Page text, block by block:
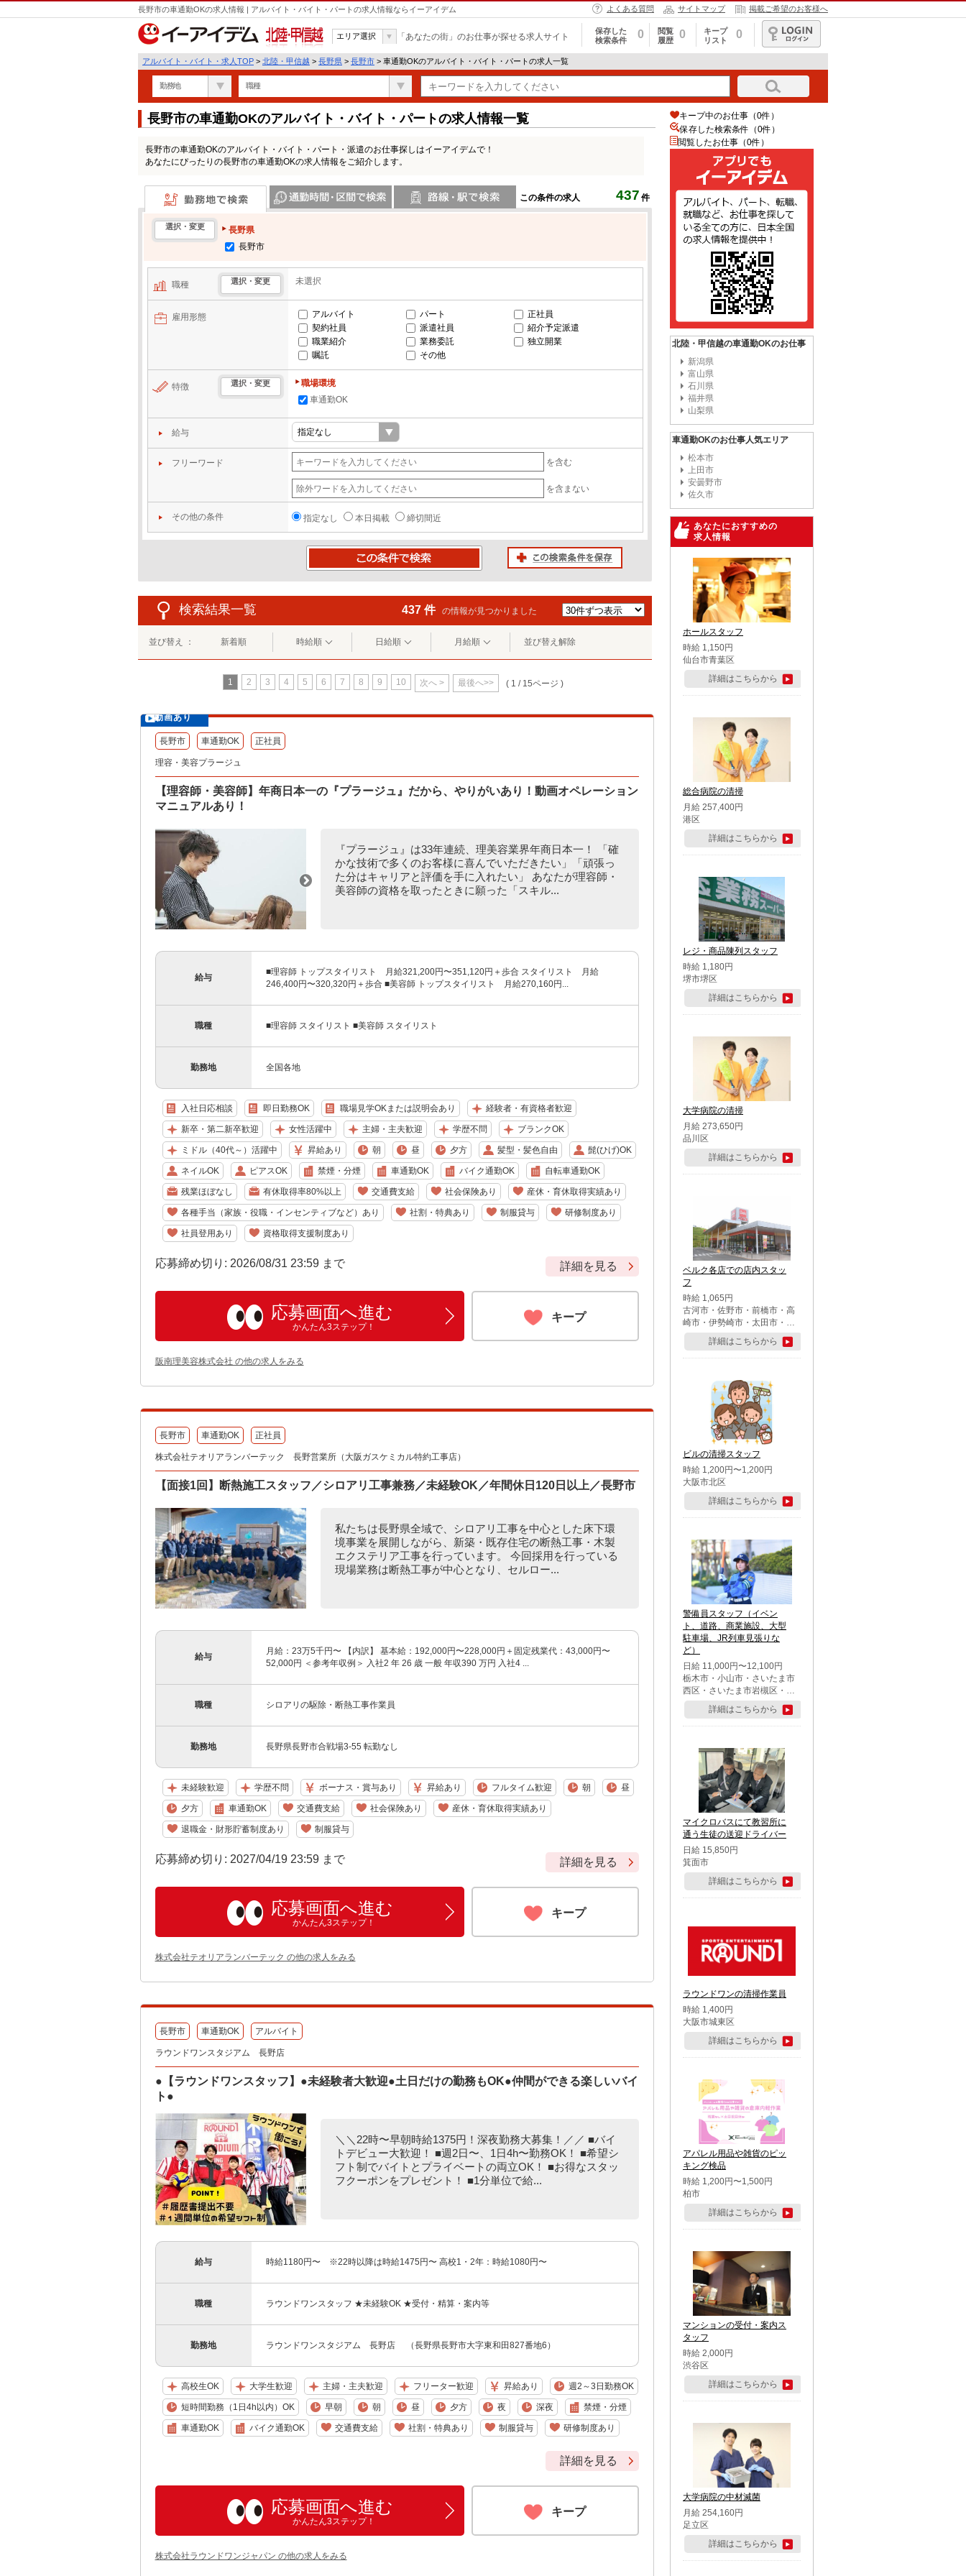
長野市の車通勤OKの求人情報 | アルバイト・バイト・パートの求人情報ならイーアイデム よくある質問 サイトマップ 掲載ご希望のお客様へ
北陸・甲信越
エリア選択 「あなたの街」のお仕事が探せる求人サイト
保存した
検索条件
0
閲覧
履歴
0
キープ
リスト
0
ログイン
アルバイト・バイト・求人TOP > 北陸・甲信越 > 長野県 > 長野市 > 車通勤OKのアルバイト・バイト・パートの求人一覧
勤務地 職種
長野市の車通勤OKのアルバイト・バイト・パートの求人情報一覧
長野市の車通勤OKのアルバイト・バイト・パート・派遣のお仕事探しはイーアイデムで！
あなたにぴったりの長野市の車通勤OKの求人情報をご紹介します。
この条件の求人 437 件
勤務地で検索
選択・変更
長野県
長野市
職種 選択・変更 未選択
雇用形態 アルバイト パート
正社員
契約社員
派遣社員
紹介予定派遣
職業紹介
業務委託
独立開業
嘱託
その他
特徴 選択・変更
職場環境
車通勤OK
給与
フリーワード を含む
を含まない
その他の条件 指定なし 本日掲載 締切間近
検索結果一覧 437 件 の情報が見つかりました
並び替え ： 新着順 時給順 日給順 月給順 並び替え解除
1 2 3 4 5 6 7 8 9 10 次へ > 最後へ>> ( 1 / 15ページ )
動画あり
長野市 車通勤OK 正社員
理容・美容プラージュ
【理容師・美容師】年商日本一の『プラージュ』だから、やりがいあり！動画オペレーション
マニュアルあり！
『プラージュ』は33年連続、理美容業界年商日本一！ 「確
かな技術で多くのお客様に喜んでいただきたい」「頑張っ
た分はキャリアと評価を手に入れたい」 あなたが理容師・
美容師の資格を取ったときに願った「スキル...
給与
■理容師 トップスタイリスト 月給321,200円〜351,120円＋歩合 スタイリスト 月給
246,400円〜320,320円＋歩合 ■美容師 トップスタイリスト 月給270,160円...
職種 ■理容師 スタイリスト ■美容師 スタイリスト
勤務地 全国各地
入社日応相談 即日勤務OK 職場見学OKまたは説明会あり 経験者・有資格者歓迎
新卒・第二新卒歓迎 女性活躍中 主婦・主夫歓迎 学歴不問 ブランクOK
ミドル（40代～）活躍中 昇給あり 朝 昼 夕方 髪型・髪色自由 髭(ひげ)OK
ネイルOK ピアスOK 禁煙・分煙 車通勤OK バイク通勤OK 自転車通勤OK
残業ほぼなし 有休取得率80%以上 交通費支給 社会保険あり 産休・育休取得実績あり
各種手当（家族・役職・インセンティブなど）あり 社割・特典あり 制服貸与 研修制度あり
社員登用あり 資格取得支援制度あり
応募締め切り: 2026/08/31 23:59 まで 詳細を見る
応募画面へ進む
かんたん3ステップ！
キープ
阪南理美容株式会社 の他の求人をみる
長野市 車通勤OK 正社員
株式会社テオリアランバーテック 長野営業所（大阪ガスケミカル特約工事店）
【面接1回】断熱施工スタッフ／シロアリ工事兼務／未経験OK／年間休日120日以上／長野市
私たちは長野県全域で、シロアリ工事を中心とした床下環
境事業を展開しながら、新築・既存住宅の断熱工事・木製
エクステリア工事を行っています。 今回採用を行っている
現場業務は断熱工事が中心となり、セルロー...
給与
月給：23万5千円〜 【内訳】 基本給：192,000円〜228,000円＋固定残業代：43,000円〜
52,000円 ＜参考年収例＞ 入社2 年 26 歳 一般 年収390 万円 入社4 ...
職種 シロアリの駆除・断熱工事作業員
勤務地 長野県長野市合戦場3-55 転勤なし
未経験歓迎 学歴不問 ボーナス・賞与あり 昇給あり フルタイム歓迎 朝 昼
夕方 車通勤OK 交通費支給 社会保険あり 産休・育休取得実績あり
退職金・財形貯蓄制度あり 制服貸与
応募締め切り: 2027/04/19 23:59 まで 詳細を見る
応募画面へ進む
かんたん3ステップ！
キープ
株式会社テオリアランバーテック の他の求人をみる
長野市 車通勤OK アルバイト
ラウンドワンスタジアム 長野店
●【ラウンドワンスタッフ】●未経験者大歓迎●土日だけの勤務もOK●仲間ができる楽しいバイ
ト●
＼＼22時〜早朝時給1375円！深夜勤務大募集！／／ ■バイ
トデビュー大歓迎！ ■週2日〜、1日4h〜勤務OK！ ■希望シ
フト制でバイトとプライベートの両立OK！ ■お得なスタッ
フクーポンをプレゼント！ ■1分単位で給...
給与 時給1180円〜 ※22時以降は時給1475円〜 高校1・2年：時給1080円〜
職種 ラウンドワンスタッフ ★未経験OK ★受付・精算・案内等
勤務地 ラウンドワンスタジアム 長野店 （長野県長野市大字東和田827番地6）
高校生OK 大学生歓迎 主婦・主夫歓迎 フリーター歓迎 昇給あり 週2～3日勤務OK
短時間勤務（1日4h以内）OK 早朝 朝 昼 夕方 夜 深夜 禁煙・分煙
車通勤OK バイク通勤OK 交通費支給 社割・特典あり 制服貸与 研修制度あり
詳細を見る
応募画面へ進む
かんたん3ステップ！
キープ
株式会社ラウンドワンジャパン の他の求人をみる
キープ中のお仕事（0件）
保存した検索条件（0件）
閲覧したお仕事（0件）
北陸・甲信越の車通勤OKのお仕事
新潟県
富山県
石川県
福井県
山梨県
車通勤OKのお仕事人気エリア
松本市
上田市
安曇野市
佐久市
あなたにおすすめの
求人情報
ホールスタッフ
時給 1,150円
仙台市青葉区
詳細はこちらから
総合病院の清掃
月給 257,400円
港区
詳細はこちらから
レジ・商品陳列スタッフ
時給 1,180円
堺市堺区
詳細はこちらから
大学病院の清掃
月給 273,650円
品川区
詳細はこちらから
ベルク各店での店内スタッ
フ
時給 1,065円
古河市・佐野市・前橋市・高
崎市・伊勢崎市・太田市・館
林市・藤岡市・大泉町・さい
たま市北区・川越市・熊谷
市・行田市・秩父市・所沢
市・鶴ケ島市・千葉市中央
区・市川市・松戸市・習志野
市・柏市・流山市・八千代
市・足立区・江戸川区・八王
子市・町田市
詳細はこちらから
ビルの清掃スタッフ
時給 1,200円〜1,200円
大阪市北区
詳細はこちらから
警備員スタッフ（イベン
ト、道路、商業施設、大型
駐車場、JR列車見張りな
ど）
日給 11,000円〜12,100円
栃木市・小山市・さいたま市
西区・さいたま市岩槻区・久
喜市・蓮田市
詳細はこちらから
マイクロバスにて教習所に
通う生徒の送迎ドライバー
日給 15,850円
箕面市
詳細はこちらから
ラウンドワンの清掃作業員
時給 1,400円
大阪市城東区
詳細はこちらから
アパレル用品や雑貨のピッ
キング検品
時給 1,200円〜1,500円
柏市
詳細はこちらから
マンションの受付・案内ス
タッフ
時給 2,000円
渋谷区
詳細はこちらから
大学病院の中材滅菌
月給 254,160円
足立区
詳細はこちらから